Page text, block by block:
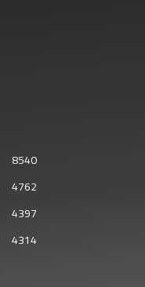
8540
4762
4397
4314